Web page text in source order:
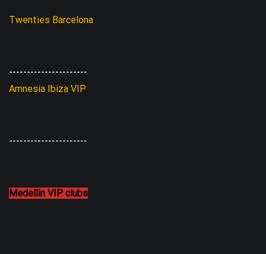
Twenties Barcelona
----------------------
Amnesia Ibiza VIP
----------------------
Medellin VIP clubs